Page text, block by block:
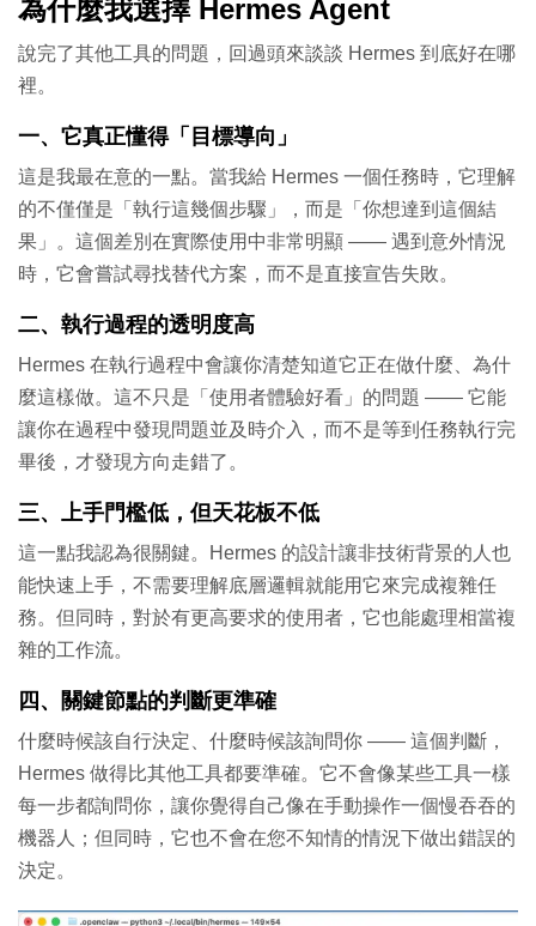
為什麼我選擇 Hermes Agent
說完了其他工具的問題，回過頭來談談 Hermes 到底好在哪
裡。
一、它真正懂得「目標導向」
這是我最在意的一點。當我給 Hermes 一個任務時，它理解
的不僅僅是「執行這幾個步驟」，而是「你想達到這個結
果」。這個差別在實際使用中非常明顯 —— 遇到意外情況
時，它會嘗試尋找替代方案，而不是直接宣告失敗。
二、執行過程的透明度高
Hermes 在執行過程中會讓你清楚知道它正在做什麼、為什
麼這樣做。這不只是「使用者體驗好看」的問題 —— 它能
讓你在過程中發現問題並及時介入，而不是等到任務執行完
畢後，才發現方向走錯了。
三、上手門檻低，但天花板不低
這一點我認為很關鍵。Hermes 的設計讓非技術背景的人也
能快速上手，不需要理解底層邏輯就能用它來完成複雜任
務。但同時，對於有更高要求的使用者，它也能處理相當複
雜的工作流。
四、關鍵節點的判斷更準確
什麼時候該自行決定、什麼時候該詢問你 —— 這個判斷，
Hermes 做得比其他工具都要準確。它不會像某些工具一樣
每一步都詢問你，讓你覺得自己像在手動操作一個慢吞吞的
機器人；但同時，它也不會在您不知情的情況下做出錯誤的
決定。